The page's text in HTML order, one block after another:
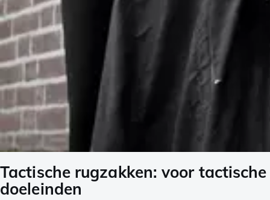
Tactische rugzakken: voor tactische
doeleinden